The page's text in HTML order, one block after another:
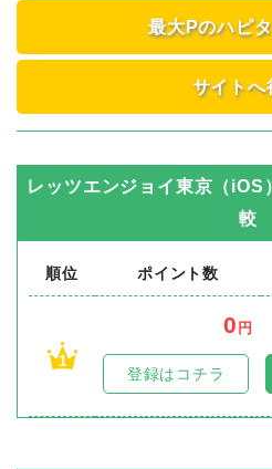
最大Pのハピ
サイトへ
レッツエンジョイ東京（iOS）
較
順位 ポイント数
1
0 円
登録はコチラ